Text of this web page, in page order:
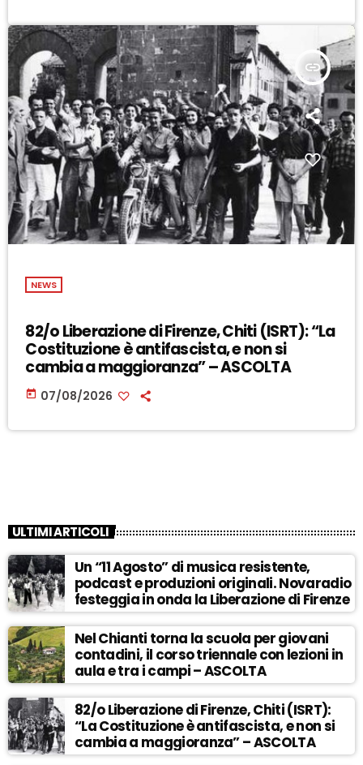
insert_link
NEWS
82/o Liberazione di Firenze, Chiti (ISRT): “La
Costituzione è antifascista, e non si
cambia a maggioranza” – ASCOLTA
today 07/08/2026
ULTIMI ARTICOLI
Un “11 Agosto” di musica resistente,
podcast e produzioni originali. Novaradio
festeggia in onda la Liberazione di Firenze
Nel Chianti torna la scuola per giovani
contadini, il corso triennale con lezioni in
aula e tra i campi – ASCOLTA
82/o Liberazione di Firenze, Chiti (ISRT):
“La Costituzione è antifascista, e non si
cambia a maggioranza” – ASCOLTA